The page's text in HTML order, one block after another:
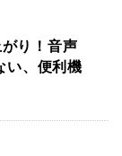
り！音声
い、便利機